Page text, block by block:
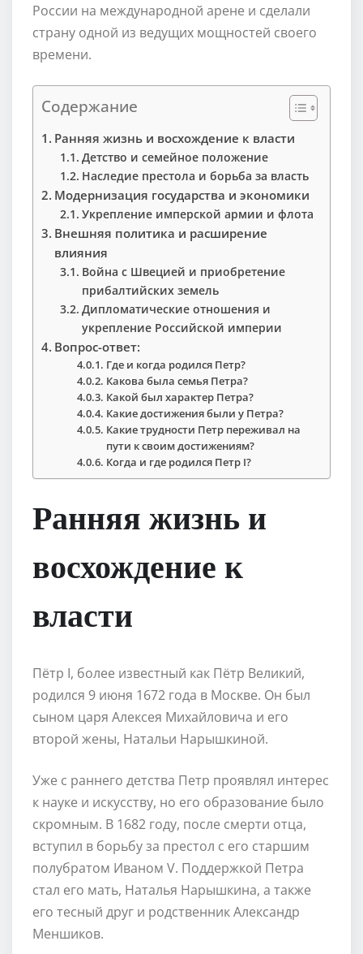
России на международной арене и сделали
страну одной из ведущих мощностей своего
времени.
Содержание
Ранняя жизнь и восхождение к власти
Детство и семейное положение
Наследие престола и борьба за власть
Модернизация государства и экономики
Укрепление имперской армии и флота
Внешняя политика и расширение
влияния
Война с Швецией и приобретение
прибалтийских земель
Дипломатические отношения и
укрепление Российской империи
Вопрос-ответ:
Где и когда родился Петр?
Какова была семья Петра?
Какой был характер Петра?
Какие достижения были у Петра?
Какие трудности Петр переживал на
пути к своим достижениям?
Когда и где родился Петр I?
Ранняя жизнь и
восхождение к
власти
Пётр I, более известный как Пётр Великий,
родился 9 июня 1672 года в Москве. Он был
сыном царя Алексея Михайловича и его
второй жены, Натальи Нарышкиной.
Уже с раннего детства Петр проявлял интерес
к науке и искусству, но его образование было
скромным. В 1682 году, после смерти отца,
вступил в борьбу за престол с его старшим
полубратом Иваном V. Поддержкой Петра
стал его мать, Наталья Нарышкина, а также
его тесный друг и родственник Александр
Меншиков.